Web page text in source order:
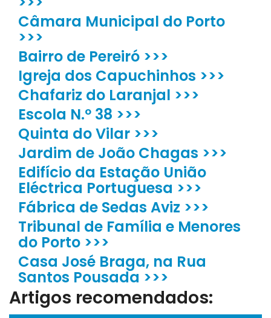
Câmara Municipal do Porto
>>>
Bairro de Pereiró >>>
Igreja dos Capuchinhos >>>
Chafariz do Laranjal >>>
Escola N.º 38 >>>
Quinta do Vilar >>>
Jardim de João Chagas >>>
Edifício da Estação União
Eléctrica Portuguesa >>>
Fábrica de Sedas Aviz >>>
Tribunal de Família e Menores
do Porto >>>
Casa José Braga, na Rua
Santos Pousada >>>
Artigos recomendados: